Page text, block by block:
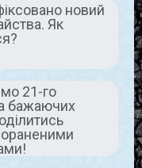
новий
Як
21-го
бажаючих
стане
Про це